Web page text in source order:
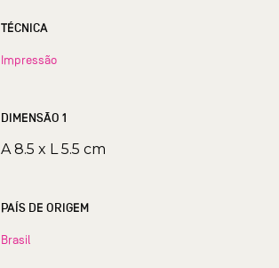
TÉCNICA
Impressão
DIMENSÃO 1
A 8.5 x L 5.5 cm
PAÍS DE ORIGEM
Brasil